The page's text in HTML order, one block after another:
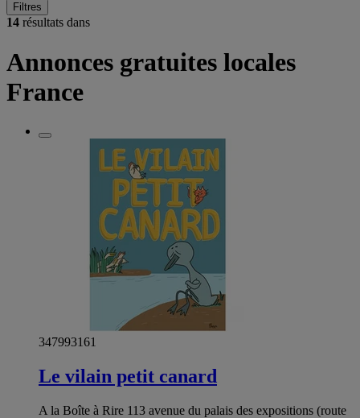
Filtres
14 résultats dans
Annonces gratuites locales
France
347993161
Le vilain petit canard
A la Boîte à Rire 113 avenue du palais des expositions (route